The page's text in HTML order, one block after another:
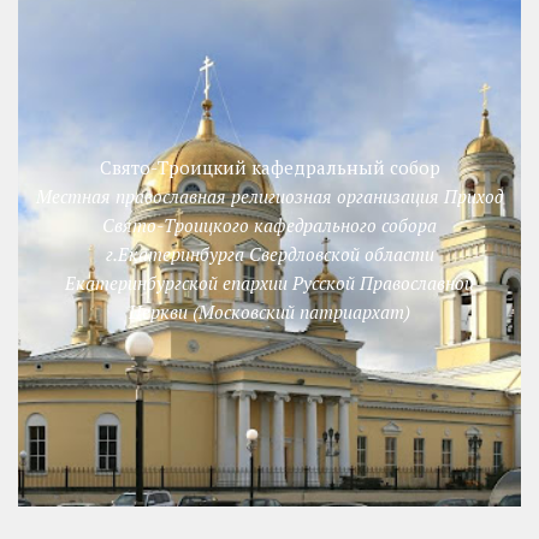
Свято-Троицкий кафедральный собор
Местная православная религиозная организация Приход
Свято-Троицкого кафедрального собора
г.Екатеринбурга Свердловской области
Екатеринбургской епархии Русской Православной
Церкви (Московский патриархат)